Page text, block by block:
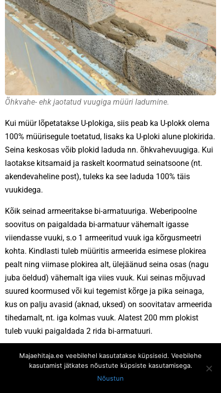
Õhkvahe- ehk jaotatud vuugiga müüri ladumine.
Kui müür lõpetatakse U-plokiga, siis peab ka U-plokk olema
100% müürisegule toetatud, lisaks ka U-ploki alune plokirida.
Seina keskosas võib plokid laduda nn. õhkvahevuugiga. Kui
laotakse kitsamaid ja raskelt koormatud seinatsoone (nt.
akendevaheline post), tuleks ka see laduda 100% täis
vuukidega.
Kõik seinad armeeritakse bi-armatuuriga. Weberipoolne
soovitus on paigaldada bi-armatuur vähemalt igasse
viiendasse vuuki, s.o 1 armeeritud vuuk iga kõrgusmeetri
kohta. Kindlasti tuleb müüritis armeerida esimese plokirea
pealt ning viimase plokirea alt, ülejäänud seina osas (nagu
juba öeldud) vähemalt iga viies vuuk. Kui seinas mõjuvad
suured koormused või kui tegemist kõrge ja pika seinaga,
kus on palju avasid (aknad, uksed) on soovitatav armeerida
tihedamalt, nt. iga kolmas vuuk. Alatest 200 mm plokist
tuleb vuuki paigaldada 2 rida bi-armatuuri.
Majaehitaja.ee veebilehel kasutatakse küpsiseid. Veebilehe
kasutamist jätkates nõustute küpsiste kasutamisega.
Nõustun